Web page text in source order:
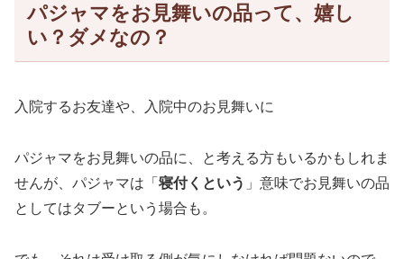
パジャマをお見舞いの品って、嬉し
い？ダメなの？
入院するお友達や、入院中のお見舞いに
パジャマをお見舞いの品に、と考える方もいるかもしれま
せんが、パジャマは「 寝付くという 」意味でお見舞いの品
としてはタブーという場合も。